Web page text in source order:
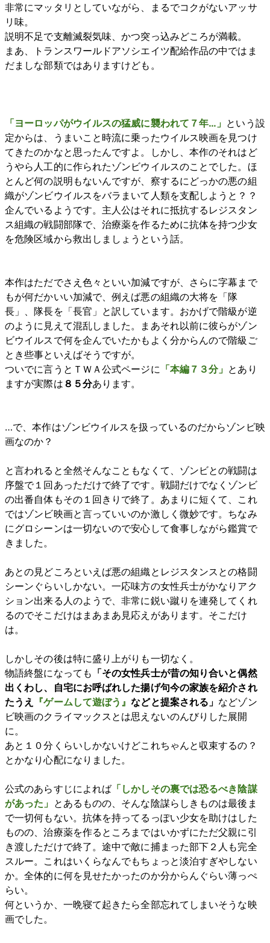
非常にマッタリとしていながら、まるでコクがないアッサ
リ味。
説明不足で支離滅裂気味、かつ突っ込みどころが満載。
まあ、トランスワールドアソシエイツ配給作品の中ではま
だましな部類ではありますけども。
「ヨーロッパがウイルスの猛威に襲われて７年…」 という設
定からは、うまいこと時流に乗ったウイルス映画を見つけ
てきたのかなと思ったんですよ。しかし、本作のそれはど
うやら人工的に作られたゾンビウイルスのことでした。ほ
とんど何の説明もないんですが、察するにどっかの悪の組
織がゾンビウイルスをバラまいて人類を支配しようと？？
企んでいるようです。主人公はそれに抵抗するレジスタン
ス組織の戦闘部隊で、治療薬を作るために抗体を持つ少女
を危険区域から救出しましょうという話。
本作はただでさえ色々といい加減ですが、さらに字幕まで
もが何だかいい加減で、例えば悪の組織の大将を「隊
長」、隊長を「長官」と訳しています。おかげで階級が逆
のように見えて混乱しました。まあそれ以前に彼らがゾン
ビウイルスで何を企んでいたかもよく分からんので階級ご
とき些事といえばそうですが。
ついでに言うとＴＷＡ公式ページに 「本編７３分」 とあり
ますが実際は ８５分あります。
…で、本作はゾンビウイルスを扱っているのだからゾンビ映
画なのか？
と言われると全然そんなこともなくて、ゾンビとの戦闘は
序盤で１回あっただけで終了です。戦闘だけでなくゾンビ
の出番自体もその１回きりで終了。あまりに短くて、これ
ではゾンビ映画と言っていいのか激しく微妙です。ちなみ
にグロシーンは一切ないので安心して食事しながら鑑賞で
きました。
あとの見どころといえば悪の組織とレジスタンスとの格闘
シーンぐらいしかない。一応味方の女性兵士がかなりアク
ション出来る人のようで、非常に鋭い蹴りを連発してくれ
るのでそこだけはまあまあ見応えがあります。そこだけ
は。
しかしその後は特に盛り上がりも一切なく。
物語終盤になっても 「その女性兵士が昔の知り合いと偶然
出くわし、自宅にお呼ばれした揚げ句今の家族を紹介され
たうえ
『ゲームして遊ぼう』などと提案される」 などゾン
ビ映画のクライマックスとは思えないのんびりした展開
に。
あと１０分くらいしかないけどこれちゃんと収束するの？
とかなり心配になりました。
公式のあらすじによれば 「しかしその裏では恐るべき陰謀
があった」 とあるものの、そんな陰謀らしきものは最後ま
で一切何もない。抗体を持ってるっぽい少女を助けはした
ものの、治療薬を作るところまではいかずにただ父親に引
き渡しただけで終了。途中で敵に捕まった部下２人も完全
スルー。これはいくらなんでもちょっと淡泊すぎやしない
か。全体的に何を見せたかったのか分からんぐらい薄っぺ
らい。
何というか、一晩寝て起きたら全部忘れてしまいそうな映
画でした。